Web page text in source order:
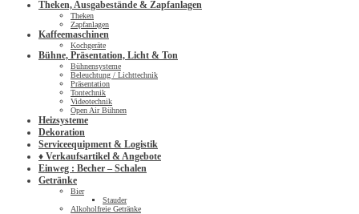
Theken, Ausgabestände & Zapfanlagen
Theken
Zapfanlagen
Kaffeemaschinen
Kochgeräte
Bühne, Präsentation, Licht & Ton
Bühnensysteme
Beleuchtung / Lichttechnik
Präsentation
Tontechnik
Videotechnik
Open Air Bühnen
Heizsysteme
Dekoration
Serviceequipment & Logistik
♦ Verkaufsartikel & Angebote
Einweg : Becher – Schalen
Getränke
Bier
Stauder
Alkoholfreie Getränke